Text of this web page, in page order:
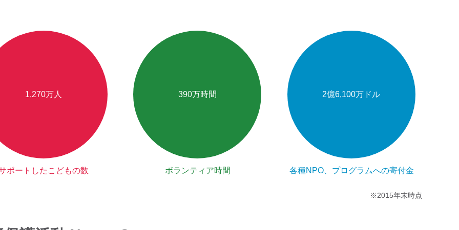
1,270万人
ポートしたこどもの数
390万時間
ボランティア時間
2億6,100万ドル
各種NPO、プログラムへの寄付金
※2015年末時点